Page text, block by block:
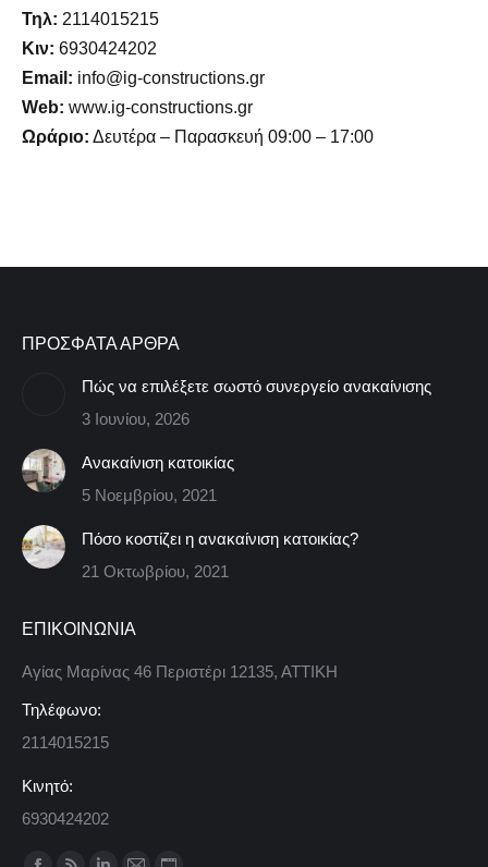
Τηλ: 2114015215
Κιν: 6930424202
Email: info@ig-constructions.gr
Web: www.ig-constructions.gr
Ωράριο: Δευτέρα – Παρασκευή 09:00 – 17:00
ΠΡΟΣΦΑΤΑ ΑΡΘΡΑ
Πώς να επιλέξετε σωστό συνεργείο ανακαίνισης
3 Ιουνίου, 2026
Ανακαίνιση κατοικίας
5 Νοεμβρίου, 2021
Πόσο κοστίζει η ανακαίνιση κατοικίας?
21 Οκτωβρίου, 2021
ΕΠΙΚΟΙΝΩΝΙΑ
Αγίας Μαρίνας 46 Περιστέρι 12135, ΑΤΤΙΚΗ
Τηλέφωνο:
2114015215
Κινητό:
6930424202
Find us on: